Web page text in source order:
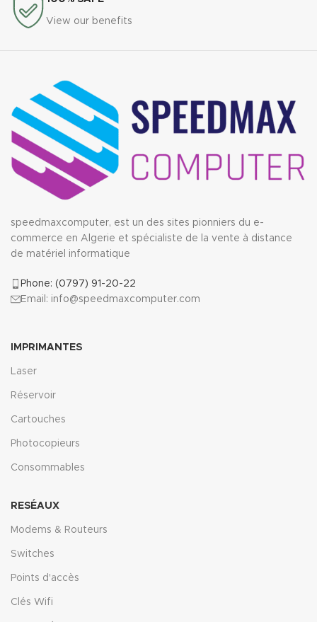
View our benefits
speedmaxcomputer, est un des sites pionniers du e-
commerce en Algerie et spécialiste de la vente à distance
de matériel informatique
Phone: (0797) 91-20-22
Email: info@speedmaxcomputer.com
IMPRIMANTES
Laser
Réservoir
Cartouches
Photocopieurs
Consommables
RESÉAUX
Modems & Routeurs
Switches
Points d'accès
Clés Wifi